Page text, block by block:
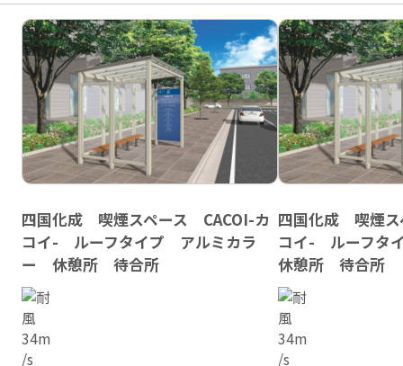
四国化成 喫煙スペース CACOI-カ
コイ- ルーフタイプ アルミカラ
ー 休憩所 待合所
四国化成 喫煙
コイ- ルーフ
休憩所 待合所